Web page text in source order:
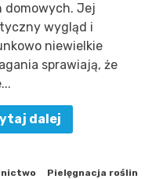
domowych. Jej
wygląd i
niewielkie
sprawiają, że
dalej
Pielęgnacja roślin